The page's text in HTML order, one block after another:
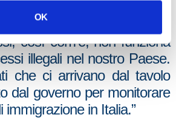
OK
così com’è, non funziona
illegali nel nostro Paese.
che ci arrivano dal tavolo
dal governo per monitorare
immigrazione in Italia.”